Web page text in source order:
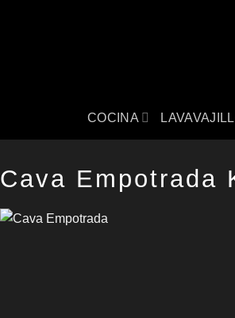
COCINA
Cava Empotrada